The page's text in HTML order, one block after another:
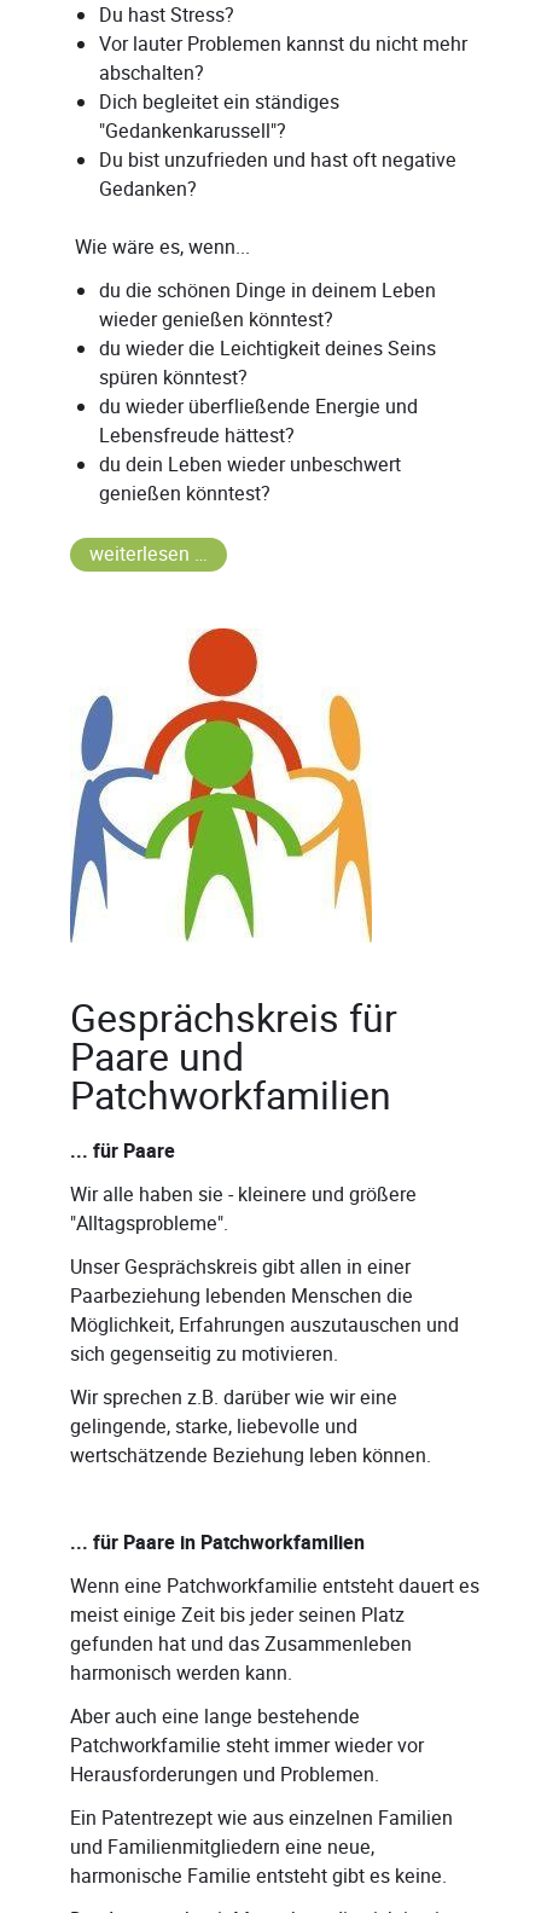
Du hast Stress?
Vor lauter Problemen kannst du nicht mehr
abschalten?
Dich begleitet ein ständiges
"Gedankenkarussell"?
Du bist unzufrieden und hast oft negative
Gedanken?
Wie wäre es, wenn...
du die schönen Dinge in deinem Leben
wieder genießen könntest?
du wieder die Leichtigkeit deines Seins
spüren könntest?
du wieder überfließende Energie und
Lebensfreude hättest?
du dein Leben wieder unbeschwert
genießen könntest?
weiterlesen …
Gesprächskreis für
Paare und
Patchworkfamilien
... für Paare
Wir alle haben sie - kleinere und größere
"Alltagsprobleme".
Unser Gesprächskreis gibt allen in einer
Paarbeziehung lebenden Menschen die
Möglichkeit, Erfahrungen auszutauschen und
sich gegenseitig zu motivieren.
Wir sprechen z.B. darüber wie wir eine
gelingende, starke, liebevolle und
wertschätzende Beziehung leben können.
... für Paare in Patchworkfamilien
Wenn eine Patchworkfamilie entsteht dauert es
meist einige Zeit bis jeder seinen Platz
gefunden hat und das Zusammenleben
harmonisch werden kann.
Aber auch eine lange bestehende
Patchworkfamilie steht immer wieder vor
Herausforderungen und Problemen.
Ein Patentrezept wie aus einzelnen Familien
und Familienmitgliedern eine neue,
harmonische Familie entsteht gibt es keine.